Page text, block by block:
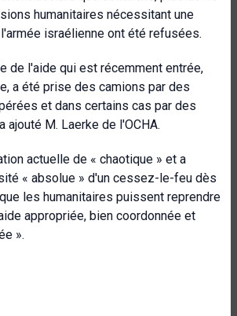
humanitaires nécessitant une
israélienne ont été refusées.
de l'aide qui est récemment entrée,
a été prise des camions par des
et dans certains cas par des
ajouté M. Laerke de l'OCHA.
actuelle de « chaotique » et a
« absolue » d'un cessez-le-feu dès
les humanitaires puissent reprendre
appropriée, bien coordonnée et
».